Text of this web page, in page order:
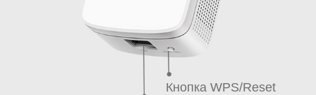
Кнопка WPS/Reset